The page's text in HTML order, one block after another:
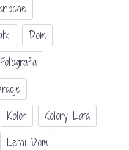
Dom
Fotografia
Kolor
Kolory Lata
Letni Dom